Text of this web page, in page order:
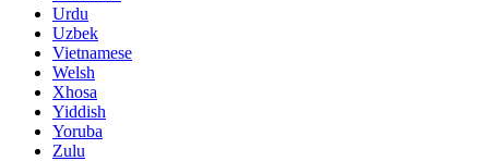
Urdu
Uzbek
Vietnamese
Welsh
Xhosa
Yiddish
Yoruba
Zulu